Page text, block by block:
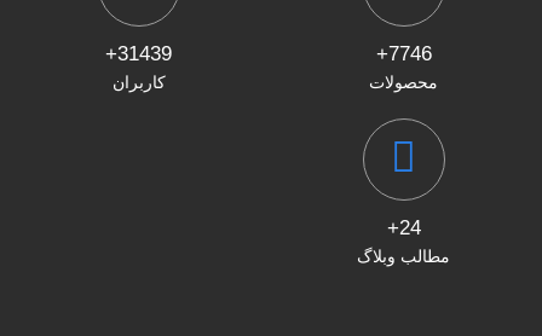
7746+
محصولات
31439+
کاربران
24+
مطالب وبلاگ